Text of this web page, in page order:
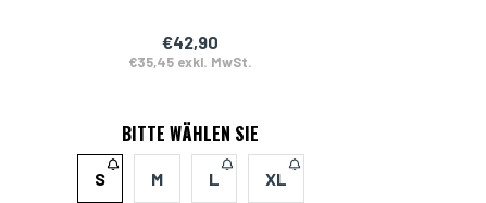
€42,90
€35,45 exkl. MwSt.
BITTE WÄHLEN SIE
S M L XL